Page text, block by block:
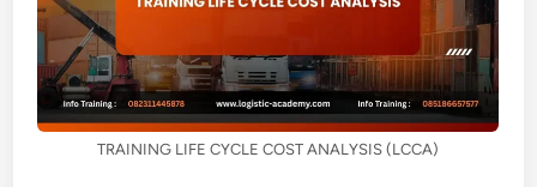
TRAINING LIFE CYCLE COST ANALYSIS (LCCA)